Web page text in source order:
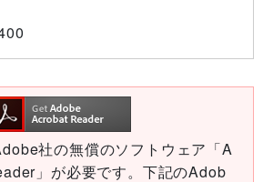
社の無償のソフトウェア「A
」が必要です。下記のAdob